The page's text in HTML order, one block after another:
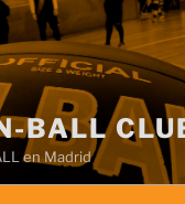
BALL
en Madrid